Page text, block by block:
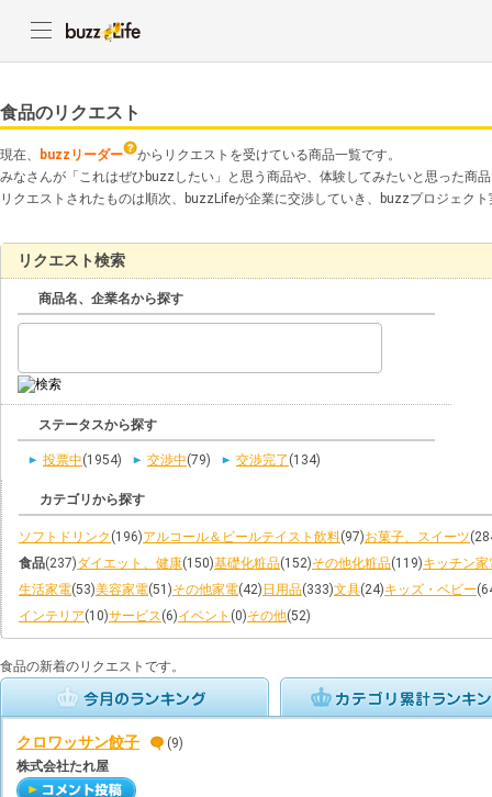
食品のリクエスト
現在、 buzzリーダー
からリクエストを受けている商品一覧です。
みなさんが「これはぜひbuzzしたい」と思う商品や、体験してみたいと思った商
リクエストされたものは順次、buzzLifeが企業に交渉していき、buzzプロジェク
リクエスト検索
商品名、企業名から探す
ステータスから探す
投票中(1954) 交渉中(79) 交渉完了 (134)
カテゴリから探す
ソフトドリンク (196)アルコール＆ビールテイスト飲料(97)お菓子、スイーツ
食品(237)ダイエット、健康(150)基礎化粧品(152)その他化粧品(119)キッチン家
生活家電(53)美容家電(51)その他家電(42) 日用品(333)文具(24)キッズ・ベビー
インテリア(10)サービス(6)イベント (0)その他(52)
食品の新着のリクエストです。
クロワッサン餃子
(9)
株式会社たれ屋